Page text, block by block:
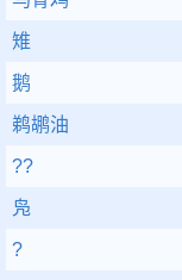
雉
鹅
鹈鹕油
??
凫
?